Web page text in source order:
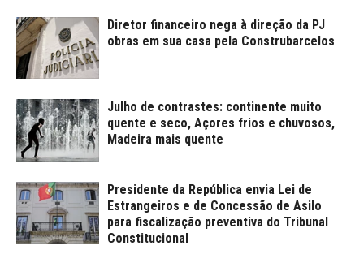
Diretor financeiro nega à direção da PJ
obras em sua casa pela Construbarcelos
Julho de contrastes: continente muito
quente e seco, Açores frios e chuvosos,
Madeira mais quente
Presidente da República envia Lei de
Estrangeiros e de Concessão de Asilo
para fiscalização preventiva do Tribunal
Constitucional